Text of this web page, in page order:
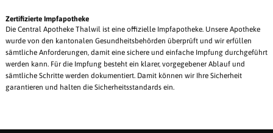
Zertifizierte Impfapotheke
Die Central Apotheke Thalwil ist eine offizielle Impfapotheke. Unsere Apotheke
wurde von den kantonalen Gesundheitsbehörden überprüft und wir erfüllen
sämtliche Anforderungen, damit eine sichere und einfache Impfung durchgeführt
werden kann. Für die Impfung besteht ein klarer, vorgegebener Ablauf und
sämtliche Schritte werden dokumentiert. Damit können wir Ihre Sicherheit
garantieren und halten die Sicherheitsstandards ein.